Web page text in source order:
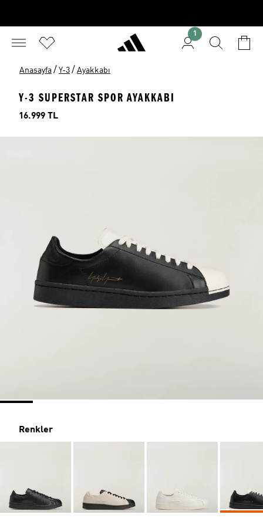
1
Anasayfa / Y-3 / Ayakkabı
Y-3 SUPERSTAR SPOR AYAKKABI
Fiyat
16.999 TL
Renkler